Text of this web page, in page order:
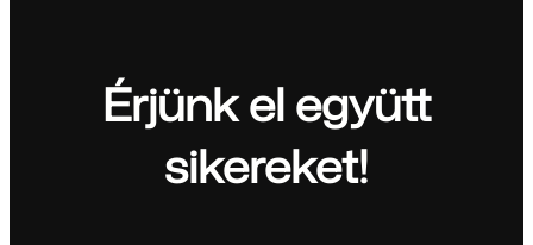
Érjünk el együtt
sikereket!